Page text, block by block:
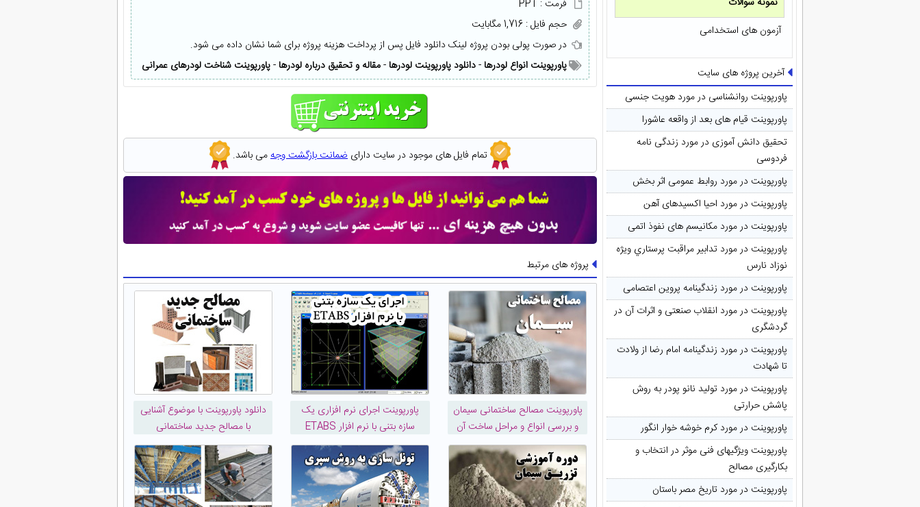
آزمون های استخدامی
آخرین پروژه های سایت
پاورپوینت روانشناسی در مورد هویت جنسی
پاورپوینت قیام های بعد از واقعه عاشورا
تحقیق دانش آموزی در مورد زندگی نامه
فردوسی
پاورپوینت در مورد روابط عمومی اثر بخش
پاورپوینت در مورد احیا اکسیدهای آهن
پاورپوینت در مورد مکانیسم های نفوذ اتمی
پاورپوینت در مورد تدابیر مراقبت پرستاري ويژه
نوزاد نارس
پاورپوینت در مورد زندگینامه پروین اعتصامی
پاورپوینت در مورد انقلاب صنعتی و اثرات آن در
گردشگری
پاورپوینت در مورد زندگینامه امام رضا از ولادت
تا شهادت
پاورپوینت در مورد تولید نانو پودر به روش
پاشش حرارتی
پاورپوینت در مورد کرم خوشه خوار انگور
پاورپوینت ویژگیهای فنی موثر در انتخاب و
بکارگیری مصالح
پاورپوینت در مورد تاريخ مصر باستان
فرمت : PPT
حجم فایل : 1,716 مگابایت
در صورت پولی بودن پروژه لینک دانلود فایل پس از پرداخت هزینه پروژه برای شما نشان داده می شود.
پاورپوینت انواع لودرها -دانلود پاورپوینت لودرها -مقاله و تحقیق درباره لودرها -پاورپوینت شناخت لودرهای عمرانی
تمام فایل های موجود در سایت دارای ضمانت بازگشت وجهمی باشد.
پروژه های مرتبط
پاورپوینت مصالح ساختمانی سیمان
و بررسی انواع و مراحل ساخت آن
پاورپوینت اجرای نرم افزاری یک
سازه بتنی با نرم افزار ETABS
دانلود پاورپوینت با موضوع آشنایی
با مصالح جدید ساختمانی